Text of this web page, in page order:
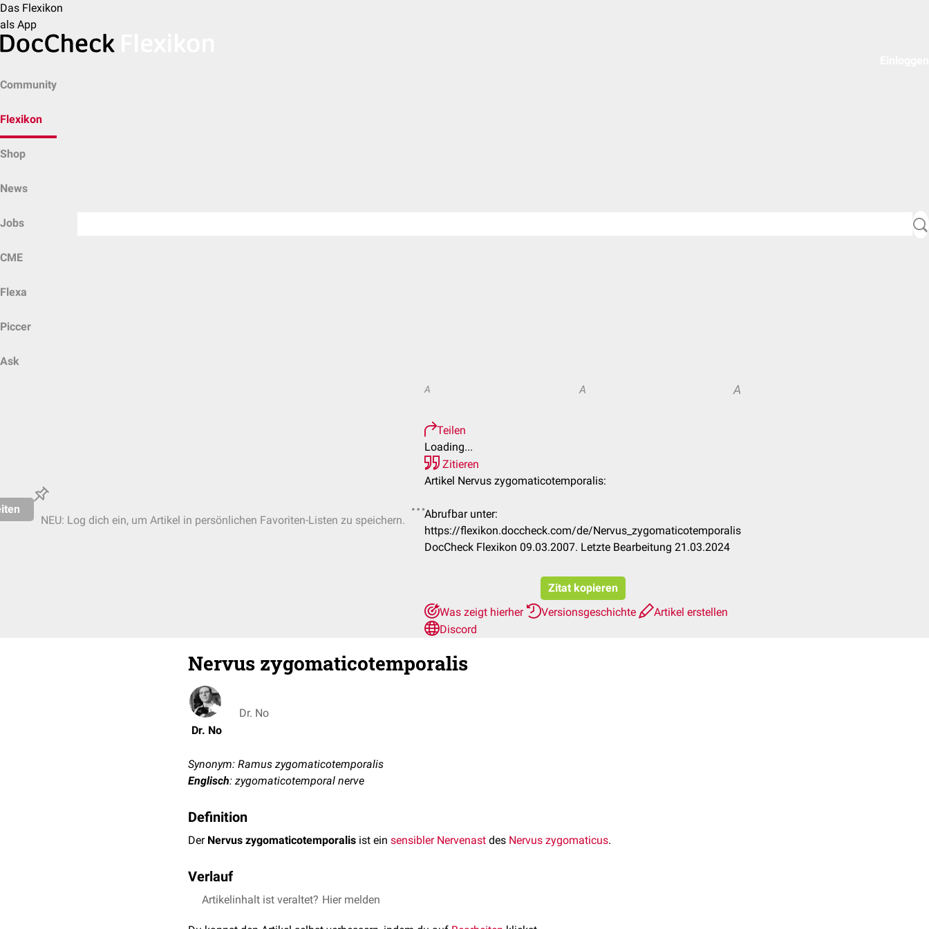
Das Flexikon
als App
Community
Flexikon
Shop
News
Jobs
CME
Flexa
Piccer
Ask
NEU: Log dich ein, um Artikel in persönlichen Favoriten-Listen zu speichern.
A A A
Teilen
Loading...
Zitieren
Artikel Nervus zygomaticotemporalis:
Abrufbar unter:
https://flexikon.doccheck.com/de/Nervus_zygomaticotemporalis
DocCheck Flexikon 09.03.2007. Letzte Bearbeitung 21.03.2024
Zitat kopieren
Was zeigt hierher
Versionsgeschichte
Artikel erstellen
Discord
Nervus zygomaticotemporalis
Dr. No
Dr. No
Synonym: Ramus zygomaticotemporalis
Englisch: zygomaticotemporal nerve
Definition
Der Nervus zygomaticotemporalis ist ein sensibler Nervenast des Nervus zygomaticus.
Verlauf
Der Nervus zygomaticotemporalis spaltet sich im hinteren Teil der
Artikelinhalt ist veraltet? Hier melden